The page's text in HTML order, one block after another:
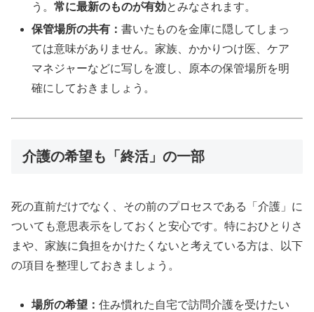
う。常に最新のものが有効とみなされます。
保管場所の共有：書いたものを金庫に隠してしまっ
ては意味がありません。家族、かかりつけ医、ケア
マネジャーなどに写しを渡し、原本の保管場所を明
確にしておきましょう。
介護の希望も「終活」の一部
死の直前だけでなく、その前のプロセスである「介護」に
ついても意思表示をしておくと安心です。特におひとりさ
まや、家族に負担をかけたくないと考えている方は、以下
の項目を整理しておきましょう。
場所の希望：住み慣れた自宅で訪問介護を受けたい